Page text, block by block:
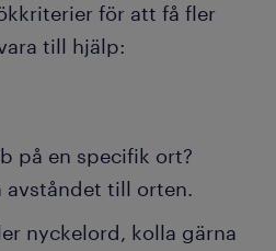
för att få fler
till hjälp:
på en specifik ort?
avståndet till orten.
nyckelord, kolla gärna